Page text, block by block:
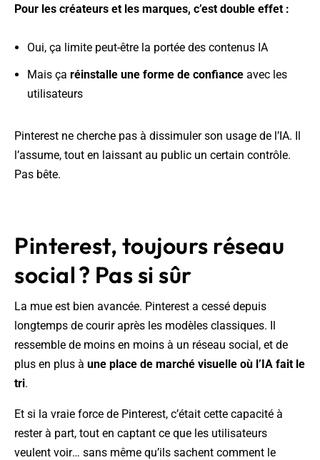
Pour les créateurs et les marques, c’est double effet :
Oui, ça limite peut-être la portée des contenus IA
Mais çaréinstalle une forme de confiance avec les
utilisateurs
Pinterest ne cherche pas à dissimuler son usage de l’IA. Il
l’assume, tout en laissant au public un certain contrôle.
Pas bête.
Pinterest, toujours réseau
social ? Pas si sûr
La mue est bien avancée. Pinterest a cessé depuis
longtemps de courir après les modèles classiques. Il
ressemble de moins en moins à un réseau social, et de
plus en plus à une place de marché visuelle où l’IA fait le
tri.
Et si la vraie force de Pinterest, c’était cette capacité à
rester à part, tout en captant ce que les utilisateurs
veulent voir… sans même qu’ils sachent comment le